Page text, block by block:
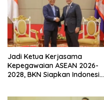
Jadi Ketua Kerjasama
Kepegawaian ASEAN 2026-
2028, BKN Siapkan Indonesia